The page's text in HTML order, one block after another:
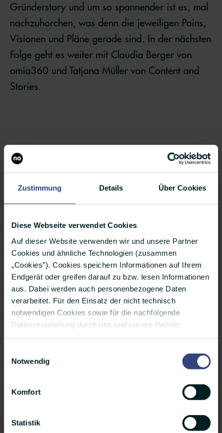
Zustimmung Details Über Cookies
Diese Webseite verwendet Cookies
Auf dieser Website verwenden wir und unsere Partner
Cookies und ähnliche Technologien (zusammen
„Cookies”). Cookies speichern Informationen auf Ihrem
Endgerät oder greifen darauf zu bzw. lesen Informationen
aus. Dabei werden auch personenbezogene Daten
verarbeitet. Für den Einsatz der nicht technisch
notwendigen Cookies sowie für die nachfolgende
Datenverarbeitung durch uns und unsere Partner
Partnern und einer möglichen Datenübermittlung in
Länder außerhalb der Europäischen Union finden Sie
unter „Details”. Ihre Auswahl können Sie jederzeit über
das kleine Icon unten auf der Website widerrufen oder
unserer Datenschutzerklärung.
Notwendig
Komfort
Statistik
Gründerstory und um so spannender ist es, mal
nachzuhorchen, was denn die jeweiligen Pains,
Visionen und Pläne gerade sind. In der nächsten
Folge geht es weiter mit Claudia Berger von
omia360 und Tatjana Müller von Content and
Stories.
Bitteakzeptieren Sie die Marketing-Cookies
dieses Video anzusehen.